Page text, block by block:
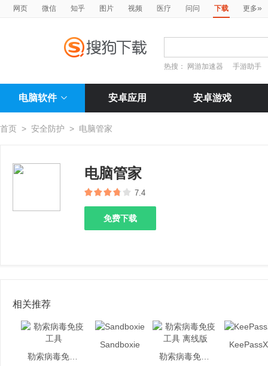
网页 微信 知乎 图片 视频 医疗 问问 下载 更多»
热搜： 网游加速器 手游助手
电脑软件 安卓应用 安卓游戏
首页 > 安全防护 > 电脑管家
电脑管家
7.4
免费下载
相关推荐
Sandboxie